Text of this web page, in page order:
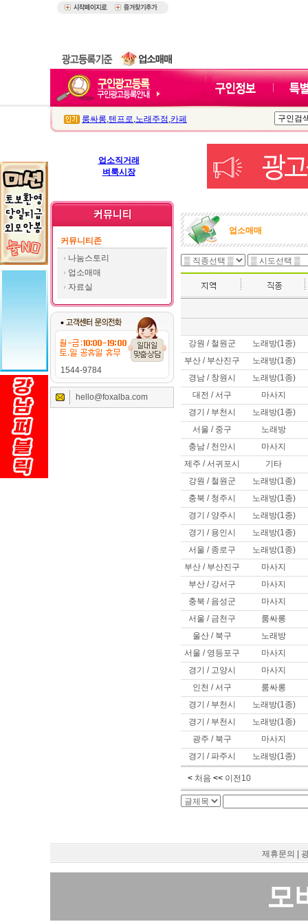
룸싸롱,텐프로,노래주점 ,카페
업소직거래
벼룩시장
커뮤니티존
나눔스토리
업소매매
자료실
1544-9784
hello@foxalba.com
업소매매
강원 / 철원군
노래방(1종)
부산 / 부산진구
노래방(1종)
경남 / 창원시
노래방(1종)
대전 / 서구
마사지
경기 / 부천시
노래방(1종)
서울 / 중구
노래방
충남 / 천안시
마사지
제주 / 서귀포시
기타
강원 / 철원군
노래방(1종)
충북 / 청주시
노래방(1종)
경기 / 양주시
노래방(1종)
경기 / 용인시
노래방(1종)
서울 / 종로구
노래방(1종)
부산 / 부산진구
마사지
부산 / 강서구
마사지
충북 / 음성군
마사지
서울 / 금천구
룸싸롱
울산 / 북구
노래방
서울 / 영등포구
마사지
경기 / 고양시
마사지
인천 / 서구
룸싸롱
경기 / 부천시
노래방(1종)
경기 / 부천시
노래방(1종)
광주 / 북구
마사지
경기 / 파주시
노래방(1종)
< 처음 << 이전10
제휴문의
모